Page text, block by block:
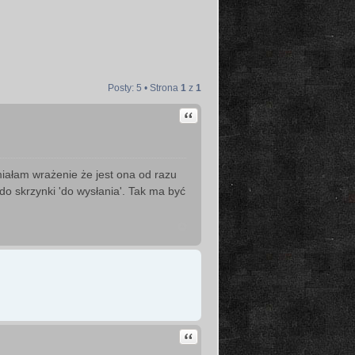
Posty: 5 • Strona 1 z 1
Cytuj
wrażenie że jest ona od razu
skrzynki 'do wysłania'. Tak ma być
Cytuj